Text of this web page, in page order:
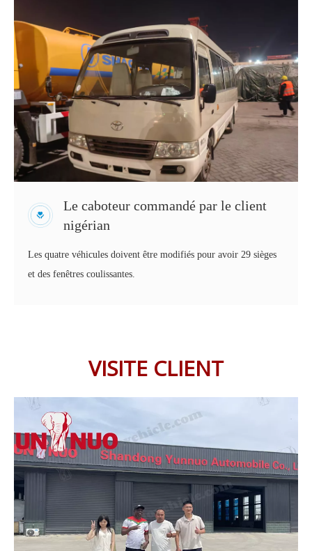
Le caboteur commandé par le client
nigérian
Les quatre véhicules doivent être modifiés pour avoir 29 sièges
et des fenêtres coulissantes.
VISITE CLIENT